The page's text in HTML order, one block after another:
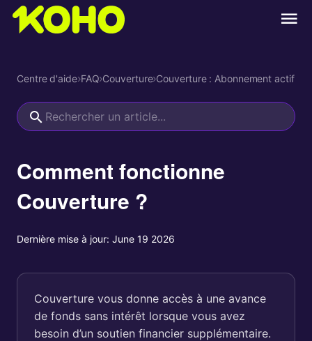
Centre d'aide›FAQ›Couverture›Couverture : Abonnement actif
Comment fonctionne
Couverture ?
Dernière mise à jour: June 19 2026
Couverture vous donne accès à une avance
de fonds sans intérêt lorsque vous avez
besoin d’un soutien financier supplémentaire.